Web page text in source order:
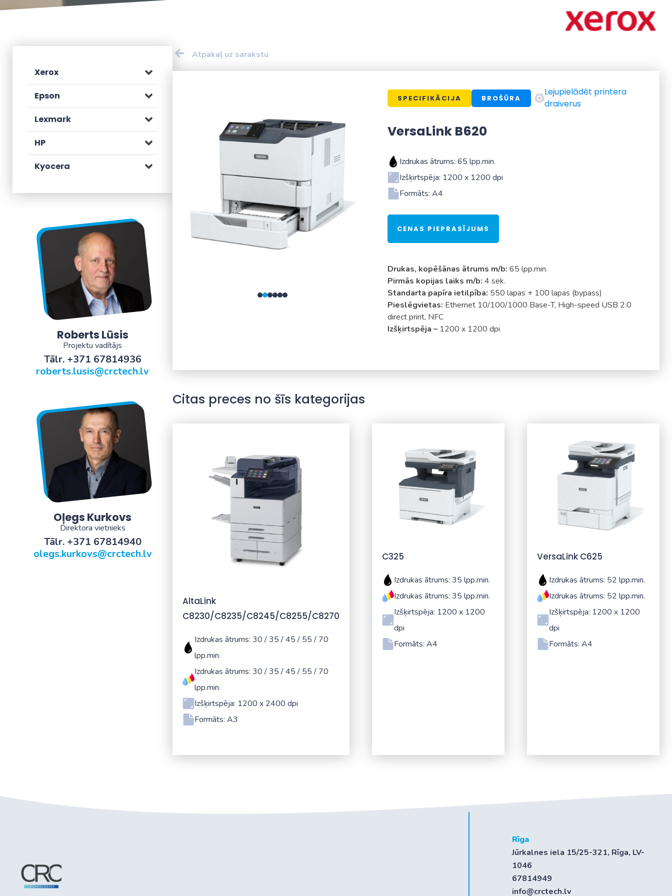
Xerox
Epson
Lexmark
HP
Kyocera
Roberts Lūsis
Projektu vadītājs
Tālr. +371 67814936
roberts.lusis@crctech.lv
Oļegs Kurkovs
Direktora vietnieks
Tālr. +371 67814940
olegs.kurkovs@crctech.lv
Atpakaļ uz sarakstu
SPECIFIKĀCIJA BROŠŪRA
Lejupielādēt printera
draiverus
VersaLink B620
Izdrukas ātrums: 65 lpp.min.
Izšķirtspēja: 1200 x 1200 dpi
Formāts: A4
CENAS PIEPRASĪJUMS
Drukas, kopēšānas ātrums m/b: 65 lpp.min.
Pirmās kopijas laiks m/b: 4 sek.
Standarta papīra ietilpība: 550 lapas + 100 lapas (bypass)
Pieslēgvietas: Ethernet 10/100/1000 Base-T, High-speed USB 2.0
direct print, NFC
Izšķirtspēja – 1200 x 1200 dpi
Citas preces no šīs kategorijas
AltaLink
C8230/C8235/C8245/C8255/C8270
Izdrukas ātrums: 30 / 35 / 45 / 55 / 70
lpp.min.
Izdrukas ātrums: 30 / 35 / 45 / 55 / 70
lpp.min.
Izšķirtspēja: 1200 x 2400 dpi
Formāts: A3
C325
Izdrukas ātrums: 35 lpp.min.
Izdrukas ātrums: 35 lpp.min.
Izšķirtspēja: 1200 x 1200
dpi
Formāts: A4
VersaLink C625
Izdrukas ātrums: 52 lpp.min.
Izdrukas ātrums: 52 lpp.min.
Izšķirtspēja: 1200 x 1200
dpi
Formāts: A4
Rīga
Jūrkalnes iela 15/25-321, Rīga, LV-
1046
67814949
info@crctech.lv